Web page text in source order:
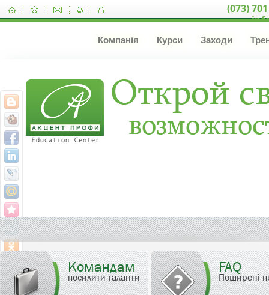
(073)
Компанія Курси Заходи
Командам
посилити таланти
FAQ
Поширені